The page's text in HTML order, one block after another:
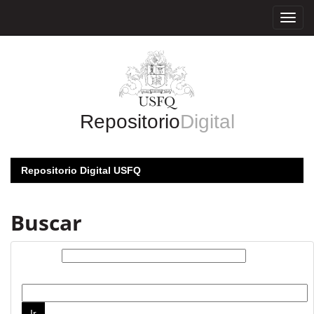
RepositorioDigital
Repositorio Digital USFQ
Buscar